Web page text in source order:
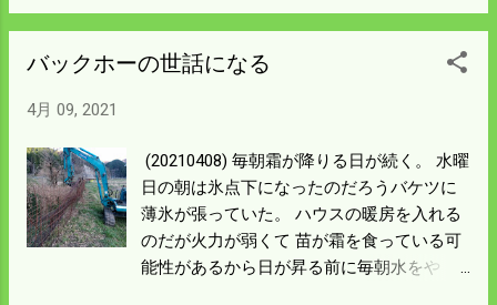
所。 葛根湯の元になるものだから 良質の澱
らバックホーを持って行き土羽を 修理しな
からバックホーなしでは百姓にならない。
今では農業機械の必需品になったと思う。
バックホーの世話になる
4月 09, 2021
(20210408) 毎朝霜が降りる日が続く。 水曜
日の朝は氷点下になったのだろうバケツに
薄氷が張っていた。 ハウスの暖房を入れる
のだが火力が弱くて 苗が霜を食っている可
能性があるから日が昇る前に毎朝水をや